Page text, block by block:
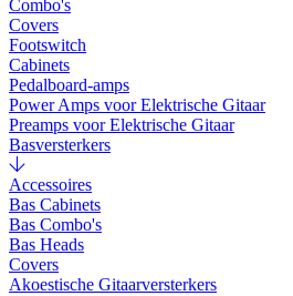
Combo's
Covers
Footswitch
Cabinets
Pedalboard-amps
Power Amps voor Elektrische Gitaar
Preamps voor Elektrische Gitaar
Basversterkers
Accessoires
Bas Cabinets
Bas Combo's
Bas Heads
Covers
Akoestische Gitaarversterkers